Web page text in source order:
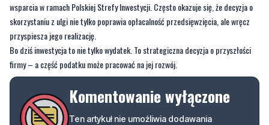
wsparcia w ramach Polskiej Strefy Inwestycji. Często okazuje się, że decyzja o
skorzystaniu z ulgi nie tylko poprawia opłacalność przedsięwzięcia, ale wręcz
przyspiesza jego realizację.
Bo dziś inwestycja to nie tylko wydatek. To strategiczna decyzja o przyszłości
firmy – a część podatku może pracować na jej rozwój.
Komentowanie wyłączone
Ten artykuł nie umożliwia dodawania